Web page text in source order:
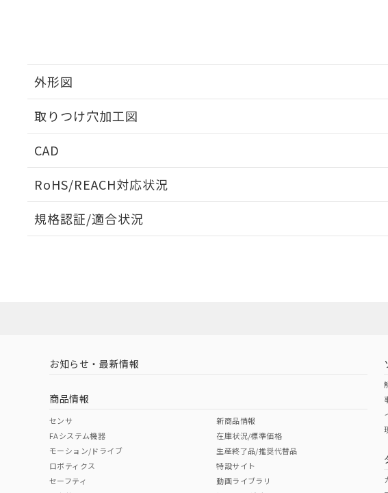
外形図
取りつけ穴加工図
CAD
RoHS/REACH対応状況
EU RoHS 注意事項・凡例
ダウンロー
中国 RoHS 注意事項・凡例
中国 RoHS表
Pb Hg Cr(VI)
規格認証/適合状況
（イギリス
（ノルウェー
（
お知らせ・最新情報
商品情報
センサ
FAシステム機器
モーション/ドライブ
ロボティクス
セーフティ
新商品情報
在庫状況/標準価格
生産終了品/推奨代替品
特設サイト
動画ライブラリ